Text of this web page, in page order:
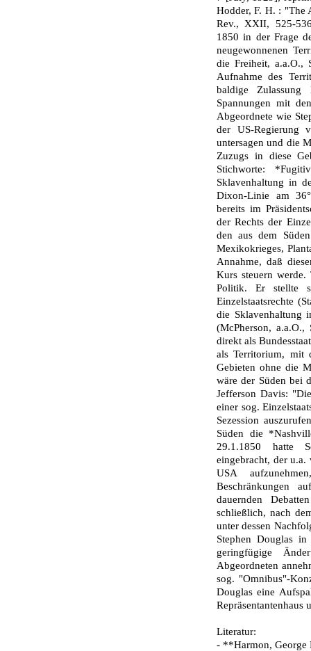
Hodder, F. H. : "The
Rev., XXII, 525-
1850 in der Frage
neugewonnenen
die Freiheit, a.a.O.,
Aufnahme des
baldige
Spannungen mit
Abgeordnete wie
der US-Regierung
untersagen und die
Zuzugs in diese
Stichworte:
Sklavenhaltung in
Dixon-Linie am
bereits im
der Rechts der
den aus dem
Mexikokrieges,
Annahme, daß
Kurs steuern
Politik. Er stellte
Einzelstaatsrechte
die Sklavenhaltung
(McPherson,
direkt als
als Territorium, mit
Gebieten ohne die
wäre der Süden bei
Jefferson Davis:
einer sog.
Sezession
Süden die
29.1.1850 hatte
eingebracht, der
USA
Beschränkungen
dauernden
schließlich, nach
unter dessen
Stephen Douglas
geringfügige
Abgeordneten
sog. "Omnibus"-
Douglas eine
Repräsentantenhaus
Literatur:
- **Harmon, George